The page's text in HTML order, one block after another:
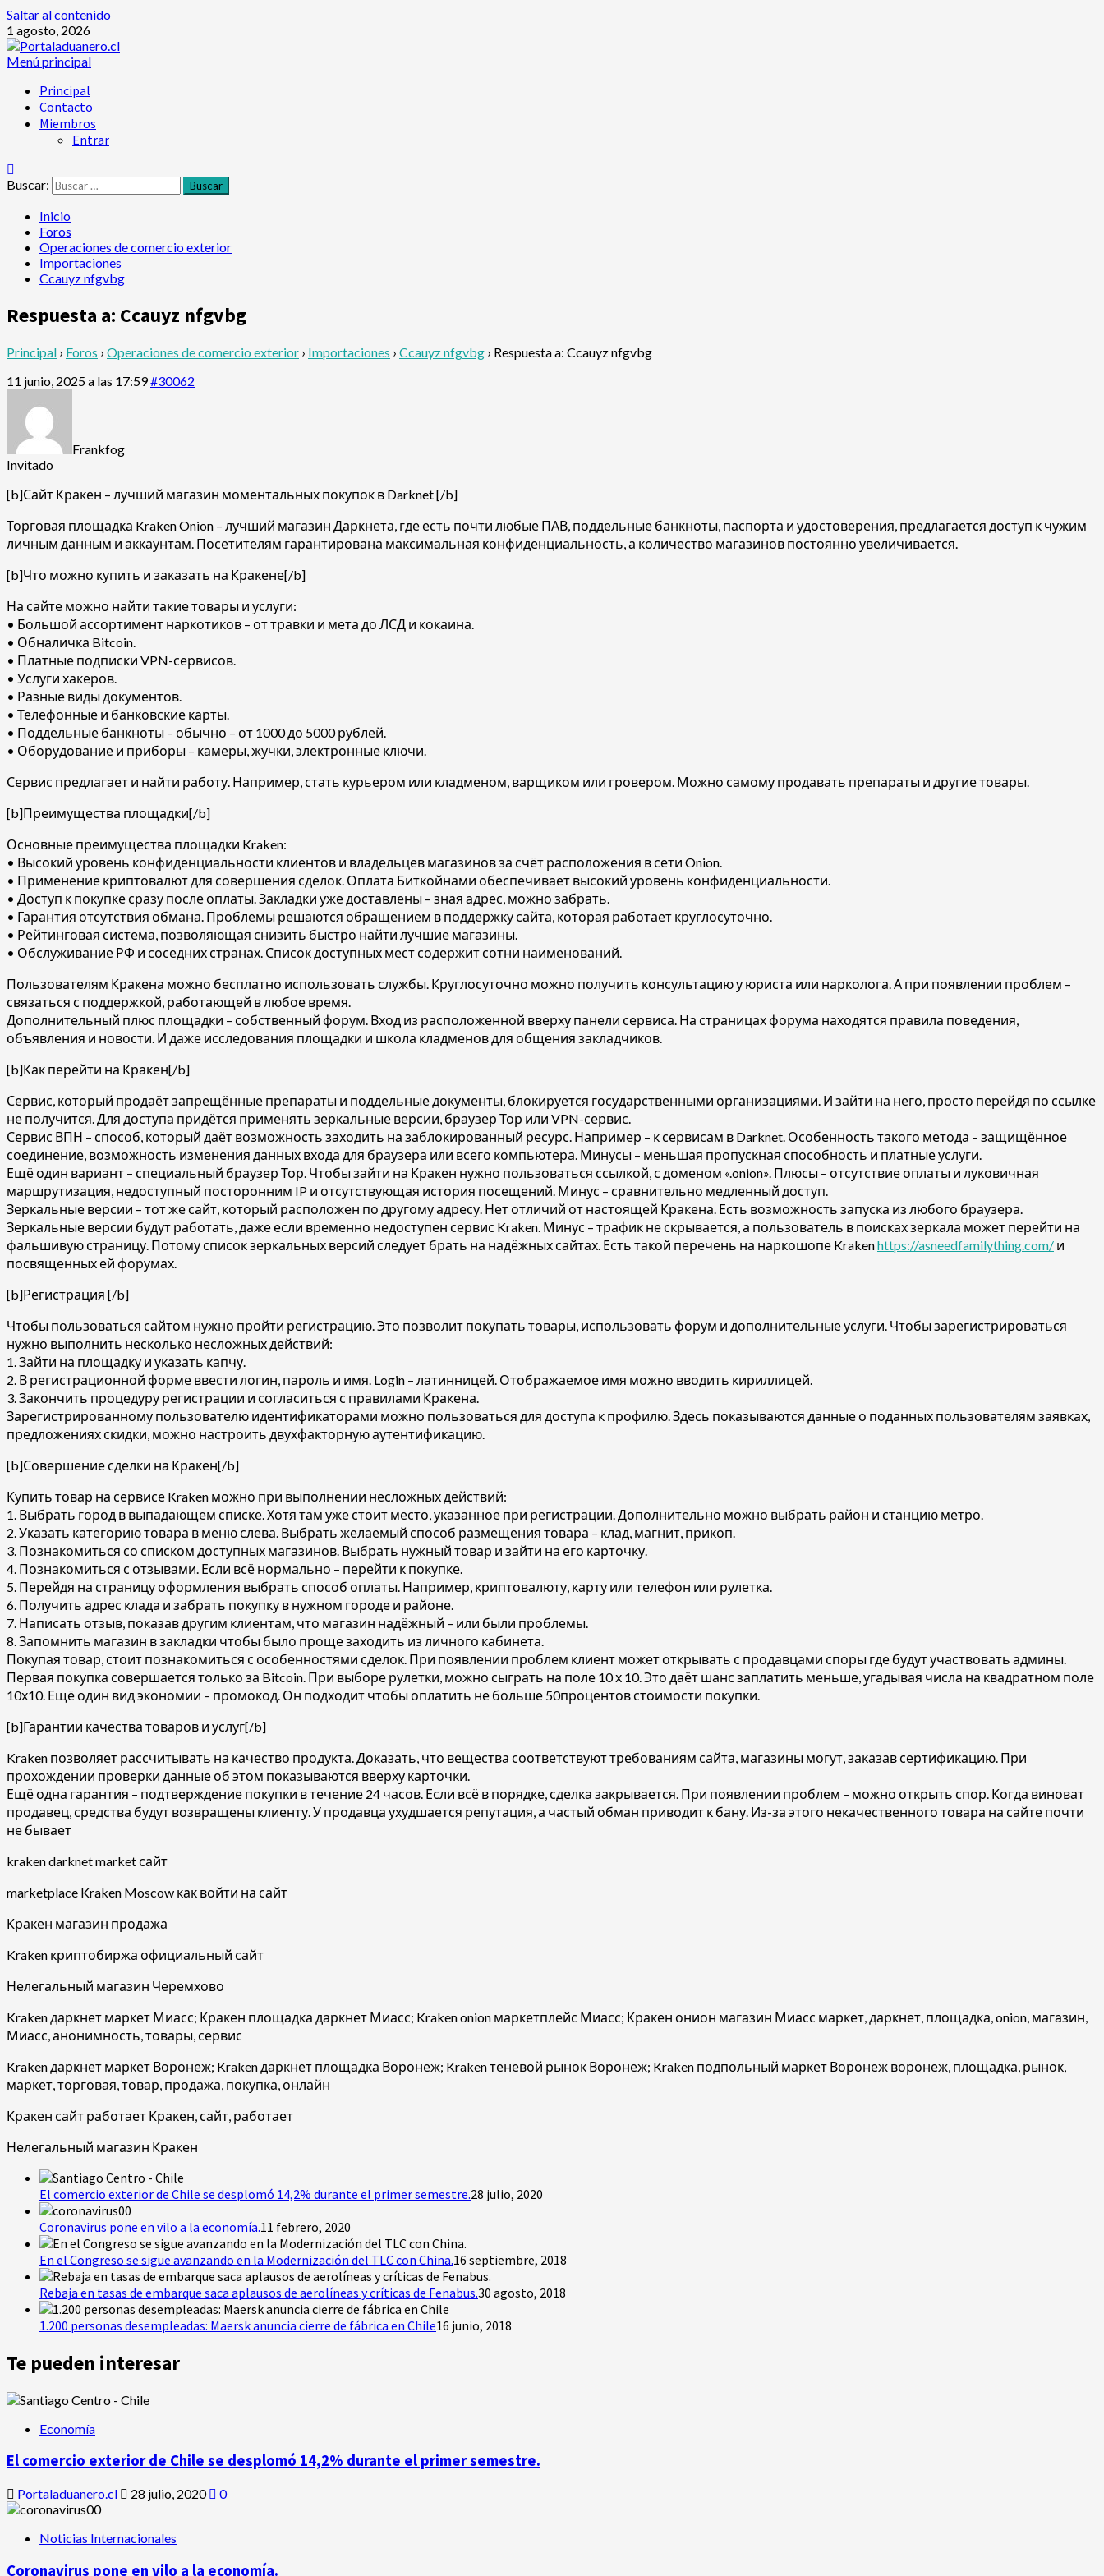
Saltar al contenido
1 agosto, 2026
Menú principal
Principal
Contacto
Miembros
Entrar
Buscar:
Inicio
Foros
Operaciones de comercio exterior
Importaciones
Ccauyz nfgvbg
Respuesta a: Ccauyz nfgvbg
Principal › Foros › Operaciones de comercio exterior › Importaciones › Ccauyz nfgvbg › Respuesta a: Ccauyz nfgvbg
11 junio, 2025 a las 17:59#30062
Frankfog
Invitado
[b]Сайт Кракен – лучший магазин моментальных покупок в Darknet [/b]
Торговая площадка Kraken Onion – лучший магазин Даркнета, где есть почти любые ПАВ, поддельные банкноты, паспорта и удостоверения, предлагается доступ к чужим
личным данным и аккаунтам. Посетителям гарантирована максимальная конфиденциальность, а количество магазинов постоянно увеличивается.
[b]Что можно купить и заказать на Кракене[/b]
На сайте можно найти такие товары и услуги:
• Большой ассортимент наркотиков – от травки и мета до ЛСД и кокаина.
• Обналичка Bitcoin.
• Платные подписки VPN-сервисов.
• Услуги хакеров.
• Разные виды документов.
• Телефонные и банковские карты.
• Поддельные банкноты – обычно – от 1000 до 5000 рублей.
• Оборудование и приборы – камеры, жучки, электронные ключи.
Сервис предлагает и найти работу. Например, стать курьером или кладменом, варщиком или гровером. Можно самому продавать препараты и другие товары.
[b]Преимущества площадки[/b]
Основные преимущества площадки Kraken:
• Высокий уровень конфиденциальности клиентов и владельцев магазинов за счёт расположения в сети Onion.
• Применение криптовалют для совершения сделок. Оплата Биткойнами обеспечивает высокий уровень конфиденциальности.
• Доступ к покупке сразу после оплаты. Закладки уже доставлены – зная адрес, можно забрать.
• Гарантия отсутствия обмана. Проблемы решаются обращением в поддержку сайта, которая работает круглосуточно.
• Рейтинговая система, позволяющая снизить быстро найти лучшие магазины.
• Обслуживание РФ и соседних странах. Список доступных мест содержит сотни наименований.
Пользователям Кракена можно бесплатно использовать службы. Круглосуточно можно получить консультацию у юриста или нарколога. А при появлении проблем –
связаться с поддержкой, работающей в любое время.
Дополнительный плюс площадки – собственный форум. Вход из расположенной вверху панели сервиса. На страницах форума находятся правила поведения,
объявления и новости. И даже исследования площадки и школа кладменов для общения закладчиков.
[b]Как перейти на Кракен[/b]
Сервис, который продаёт запрещённые препараты и поддельные документы, блокируется государственными организациями. И зайти на него, просто перейдя по ссылке
не получится. Для доступа придётся применять зеркальные версии, браузер Тор или VPN-сервис.
Сервис ВПН – способ, который даёт возможность заходить на заблокированный ресурс. Например – к сервисам в Darknet. Особенность такого метода – защищённое
соединение, возможность изменения данных входа для браузера или всего компьютера. Минусы – меньшая пропускная способность и платные услуги.
Ещё один вариант – специальный браузер Тор. Чтобы зайти на Кракен нужно пользоваться ссылкой, с доменом «.onion». Плюсы – отсутствие оплаты и луковичная
маршрутизация, недоступный посторонним IP и отсутствующая история посещений. Минус – сравнительно медленный доступ.
Зеркальные версии – тот же сайт, который расположен по другому адресу. Нет отличий от настоящей Кракена. Есть возможность запуска из любого браузера.
Зеркальные версии будут работать, даже если временно недоступен сервис Kraken. Минус – трафик не скрывается, а пользователь в поисках зеркала может перейти на
фальшивую страницу. Потому список зеркальных версий следует брать на надёжных сайтах. Есть такой перечень на наркошопе Krakenhttps://asneedfamilything.com/ и
посвященных ей форумах.
[b]Регистрация [/b]
Чтобы пользоваться сайтом нужно пройти регистрацию. Это позволит покупать товары, использовать форум и дополнительные услуги. Чтобы зарегистрироваться
нужно выполнить несколько несложных действий:
1. Зайти на площадку и указать капчу.
2. В регистрационной форме ввести логин, пароль и имя. Login – латинницей. Отображаемое имя можно вводить кириллицей.
3. Закончить процедуру регистрации и согласиться с правилами Кракена.
Зарегистрированному пользователю идентификаторами можно пользоваться для доступа к профилю. Здесь показываются данные о поданных пользователям заявках,
предложениях скидки, можно настроить двухфакторную аутентификацию.
[b]Совершение сделки на Кракен[/b]
Купить товар на сервисе Kraken можно при выполнении несложных действий:
1. Выбрать город в выпадающем списке. Хотя там уже стоит место, указанное при регистрации. Дополнительно можно выбрать район и станцию метро.
2. Указать категорию товара в меню слева. Выбрать желаемый способ размещения товара – клад, магнит, прикоп.
3. Познакомиться со списком доступных магазинов. Выбрать нужный товар и зайти на его карточку.
4. Познакомиться с отзывами. Если всё нормально – перейти к покупке.
5. Перейдя на страницу оформления выбрать способ оплаты. Например, криптовалюту, карту или телефон или рулетка.
6. Получить адрес клада и забрать покупку в нужном городе и районе.
7. Написать отзыв, показав другим клиентам, что магазин надёжный – или были проблемы.
8. Запомнить магазин в закладки чтобы было проще заходить из личного кабинета.
Покупая товар, стоит познакомиться с особенностями сделок. При появлении проблем клиент может открывать с продавцами споры где будут участвовать админы.
Первая покупка совершается только за Bitcoin. При выборе рулетки, можно сыграть на поле 10 х 10. Это даёт шанс заплатить меньше, угадывая числа на квадратном поле
10х10. Ещё один вид экономии – промокод. Он подходит чтобы оплатить не больше 50процентов стоимости покупки.
[b]Гарантии качества товаров и услуг[/b]
Kraken позволяет рассчитывать на качество продукта. Доказать, что вещества соответствуют требованиям сайта, магазины могут, заказав сертификацию. При
прохождении проверки данные об этом показываются вверху карточки.
Ещё одна гарантия – подтверждение покупки в течение 24 часов. Если всё в порядке, сделка закрывается. При появлении проблем – можно открыть спор. Когда виноват
продавец, средства будут возвращены клиенту. У продавца ухудшается репутация, а частый обман приводит к бану. Из-за этого некачественного товара на сайте почти
не бывает
kraken darknet market сайт
marketplace Kraken Moscow как войти на сайт
Кракен магазин продажа
Kraken криптобиржа официальный сайт
Нелегальный магазин Черемхово
Kraken даркнет маркет Миасс; Кракен площадка даркнет Миасс; Kraken onion маркетплейс Миасс; Кракен онион магазин Миасс маркет, даркнет, площадка, onion, магазин,
Миасс, анонимность, товары, сервис
Kraken даркнет маркет Воронеж; Kraken даркнет площадка Воронеж; Kraken теневой рынок Воронеж; Kraken подпольный маркет Воронеж воронеж, площадка, рынок,
маркет, торговая, товар, продажа, покупка, онлайн
Кракен сайт работает Кракен, сайт, работает
Нелегальный магазин Кракен
El comercio exterior de Chile se desplomó 14,2% durante el primer semestre.28 julio, 2020
Coronavirus pone en vilo a la economía.11 febrero, 2020
En el Congreso se sigue avanzando en la Modernización del TLC con China.16 septiembre, 2018
Rebaja en tasas de embarque saca aplausos de aerolíneas y críticas de Fenabus.30 agosto, 2018
1.200 personas desempleadas: Maersk anuncia cierre de fábrica en Chile16 junio, 2018
Te pueden interesar
Economía
El comercio exterior de Chile se desplomó 14,2% durante el primer semestre.
Portaladuanero.cl 28 julio, 2020 0
Noticias Internacionales
Coronavirus pone en vilo a la economía.